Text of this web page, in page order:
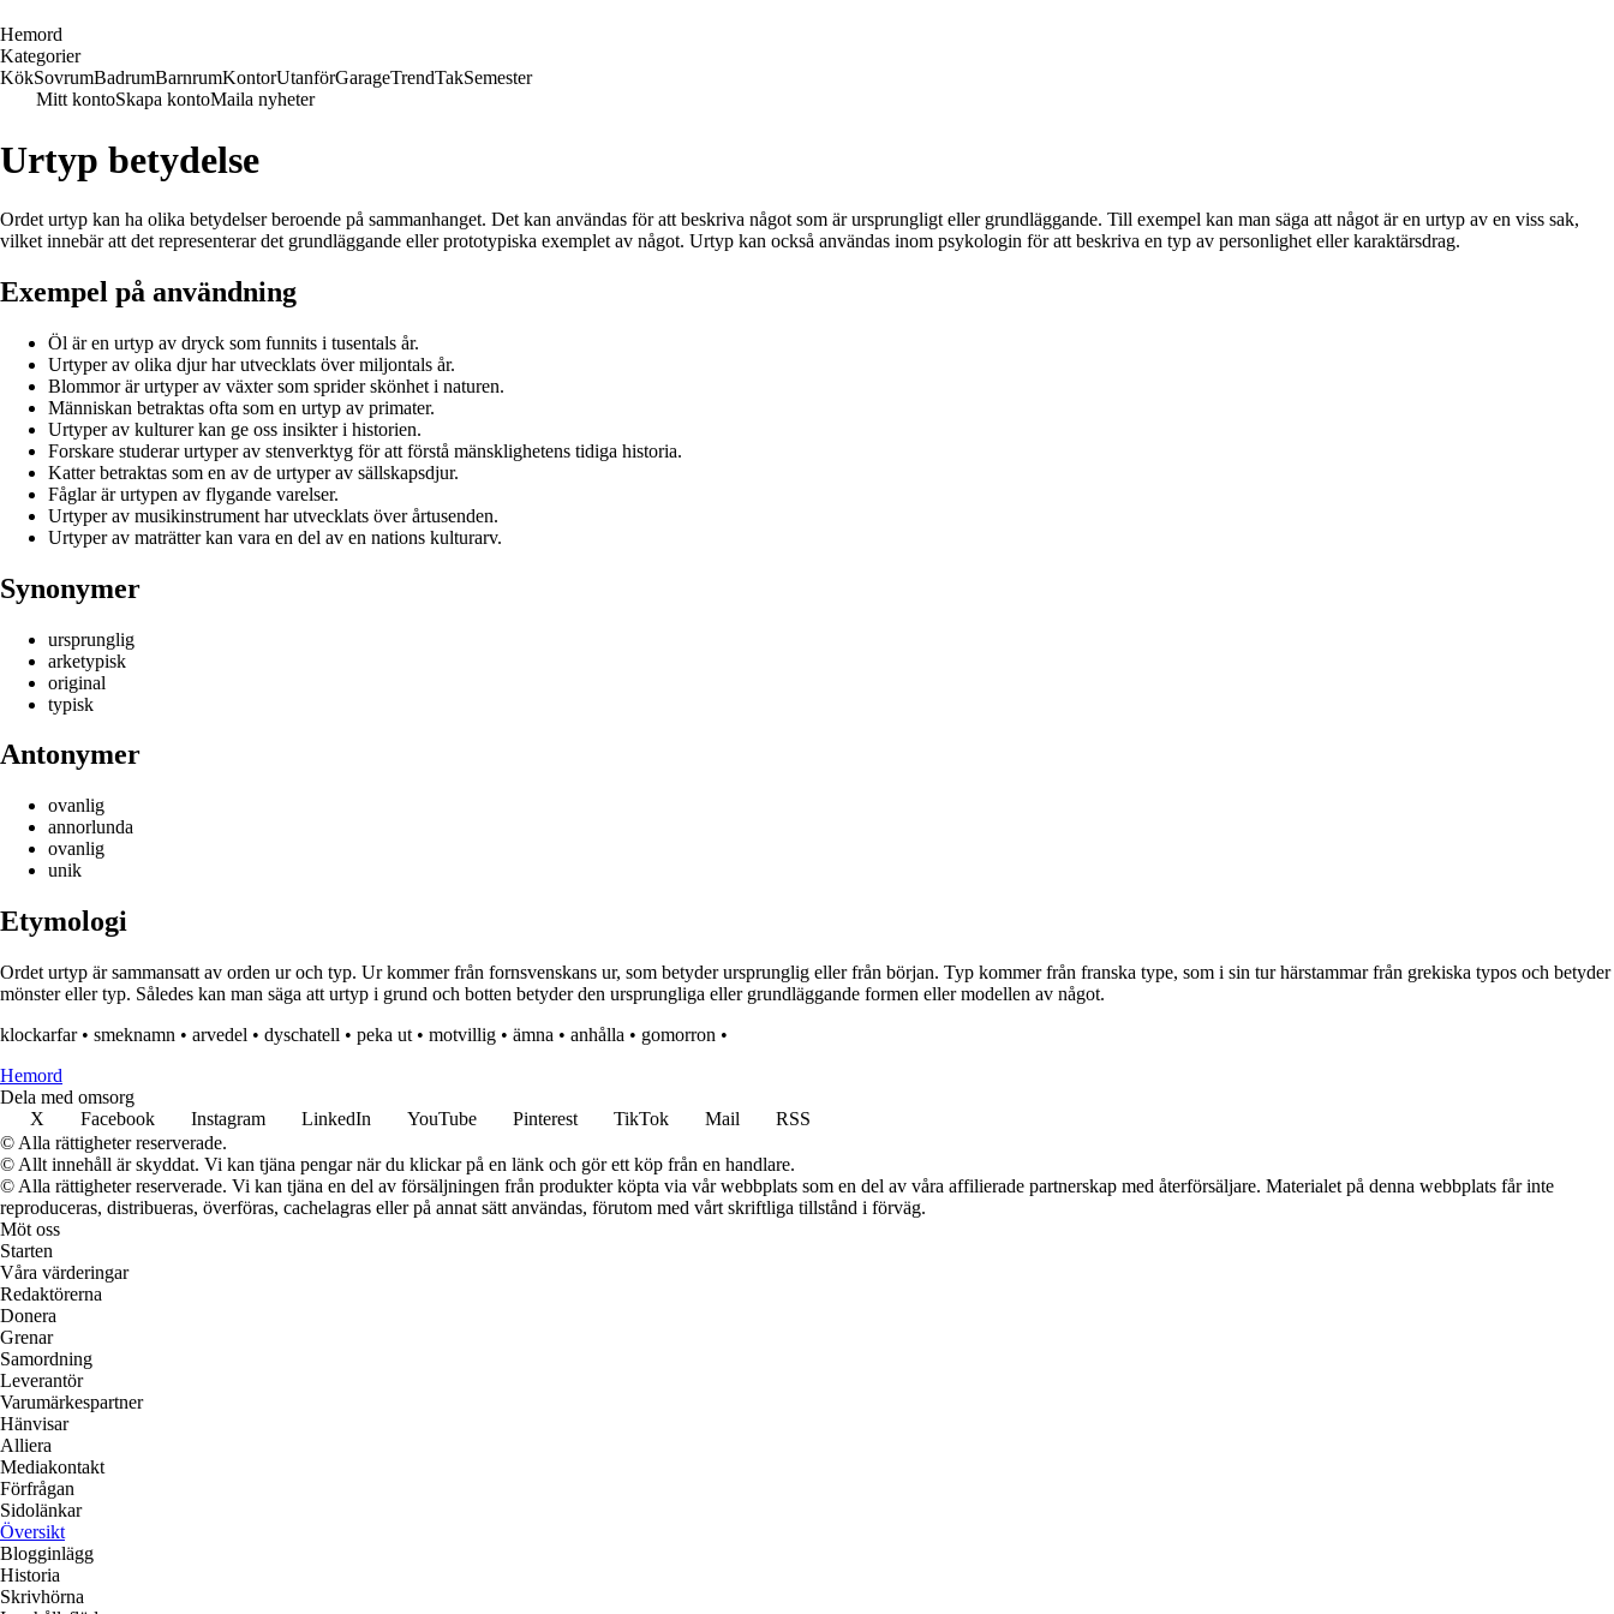
Hemord
Kategorier
KökSovrumBadrumBarnrumKontorUtanförGarageTrendTakSemester
Mitt kontoSkapa kontoMaila nyheter
Urtyp betydelse
Ordet urtyp kan ha olika betydelser beroende på sammanhanget. Det kan användas för att beskriva något som är ursprungligt eller grundläggande. Till exempel kan man säga att något är en urtyp av en viss sak,
vilket innebär att det representerar det grundläggande eller prototypiska exemplet av något. Urtyp kan också användas inom psykologin för att beskriva en typ av personlighet eller karaktärsdrag.
Exempel på användning
Öl är en urtyp av dryck som funnits i tusentals år.
Urtyper av olika djur har utvecklats över miljontals år.
Blommor är urtyper av växter som sprider skönhet i naturen.
Människan betraktas ofta som en urtyp av primater.
Urtyper av kulturer kan ge oss insikter i historien.
Forskare studerar urtyper av stenverktyg för att förstå mänsklighetens tidiga historia.
Katter betraktas som en av de urtyper av sällskapsdjur.
Fåglar är urtypen av flygande varelser.
Urtyper av musikinstrument har utvecklats över årtusenden.
Urtyper av maträtter kan vara en del av en nations kulturarv.
Synonymer
ursprunglig
arketypisk
original
typisk
Antonymer
ovanlig
annorlunda
ovanlig
unik
Etymologi
Ordet urtyp är sammansatt av orden ur och typ. Ur kommer från fornsvenskans ur, som betyder ursprunglig eller från början. Typ kommer från franska type, som i sin tur härstammar från grekiska typos och betyder
mönster eller typ. Således kan man säga att urtyp i grund och botten betyder den ursprungliga eller grundläggande formen eller modellen av något.
klockarfar• smeknamn • arvedel • dyschatell • peka ut • motvillig • ämna • anhålla • gomorron •
Hemord
Dela med omsorg
X
Facebook Instagram LinkedIn YouTube Pinterest TikTok Mail
RSS
© Alla rättigheter reserverade.
© Allt innehåll är skyddat. Vi kan tjäna pengar när du klickar på en länk och gör ett köp från en handlare.
© Alla rättigheter reserverade. Vi kan tjäna en del av försäljningen från produkter köpta via vår webbplats som en del av våra affilierade partnerskap med återförsäljare. Materialet på denna webbplats får inte
reproduceras, distribueras, överföras, cachelagras eller på annat sätt användas, förutom med vårt skriftliga tillstånd i förväg.
Möt oss
Starten
Våra värderingar
Redaktörerna
Donera
Grenar
Samordning
Leverantör
Varumärkespartner
Hänvisar
Alliera
Mediakontakt
Förfrågan
Sidolänkar
Översikt
Blogginlägg
Historia
Skrivhörna